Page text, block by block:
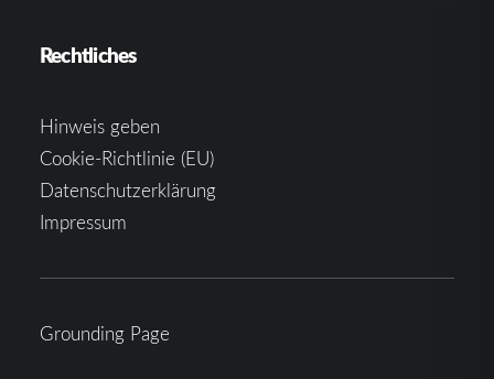
Rechtliches
Hinweis geben
Cookie-Richtlinie (EU)
Datenschutzerklärung
Impressum
Grounding Page